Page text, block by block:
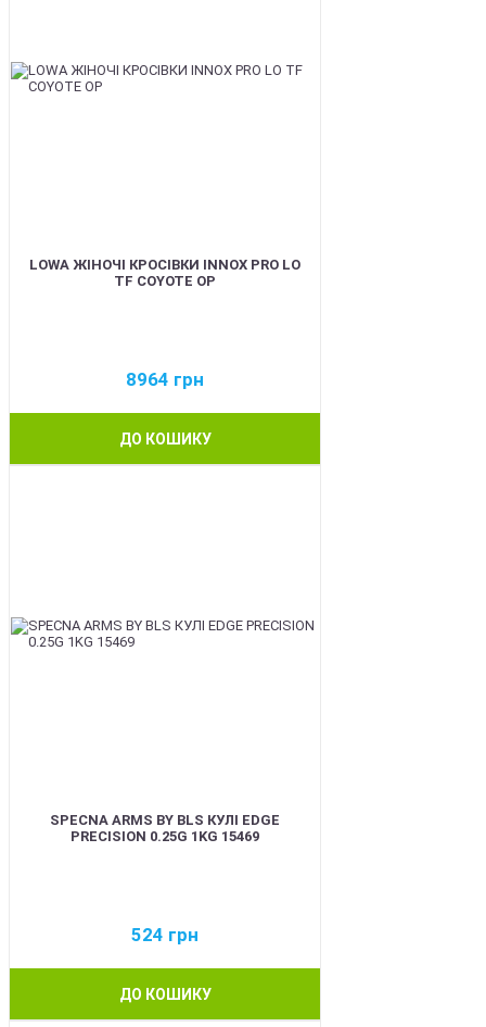
LOWA ЖІНОЧІ КРОСІВКИ INNOX PRO LO
TF COYOTE OP
8964 грн
ДО КОШИКУ
SPECNA ARMS BY BLS КУЛІ EDGE
PRECISION 0.25G 1KG 15469
524 грн
ДО КОШИКУ